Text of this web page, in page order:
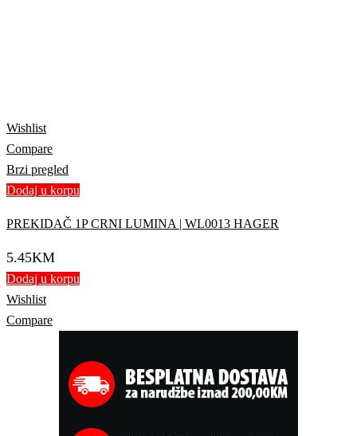
Wishlist
Compare
Brzi pregled
Dodaj u korpu
PREKIDAČ 1P CRNI LUMINA | WL0013 HAGER
5.45KM
Dodaj u korpu
Wishlist
Compare